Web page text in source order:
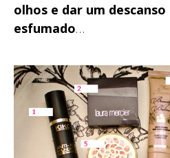
olhos e dar um
esfumado…